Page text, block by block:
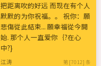
把距离吹的好远 而现在有个人
默默的为你祝福。。 祝你：願
悲傷從此結束... 願幸福從今開
始. 那个人一直爱你｛?在心
中?}
江涛 第 [7012] 条